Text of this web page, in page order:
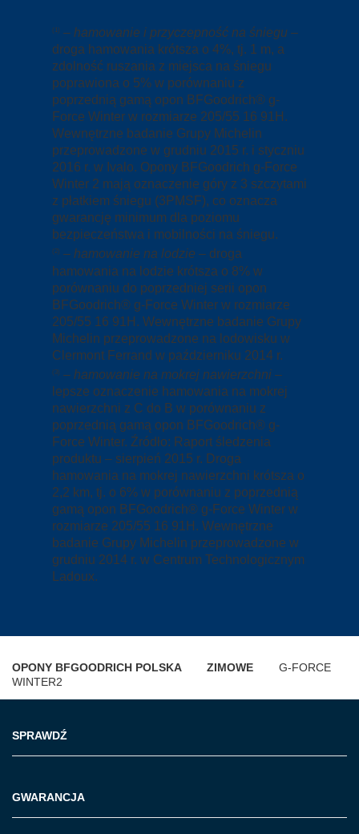
(1) – hamowanie i przyczepność na śniegu –
droga hamowania krótsza o 4%, tj. 1 m, a
zdolność ruszania z miejsca na śniegu
poprawiona o 5% w porównaniu z
poprzednią gamą opon BFGoodrich® g-
Force Winter w rozmiarze 205/55 16 91H.
Wewnętrzne badanie Grupy Michelin
przeprowadzone w grudniu 2015 r. i styczniu
2016 r. w Ivalo. Opony BFGoodrich g-Force
Winter 2 mają oznaczenie góry z 3 szczytami
z płatkiem śniegu (3PMSF), co oznacza
gwarancję minimum dla poziomu
bezpieczeństwa i mobilności na śniegu.
(2) – hamowanie na lodzie – droga
hamowania na lodzie krótsza o 8% w
porównaniu do poprzedniej serii opon
BFGoodrich® g-Force Winter w rozmiarze
205/55 16 91H. Wewnętrzne badanie Grupy
Michelin przeprowadzone na lodowisku w
Clermont Ferrand w październiku 2014 r.
(3) – hamowanie na mokrej nawierzchni –
lepsze oznaczenie hamowania na mokrej
nawierzchni z C do B w porównaniu z
poprzednią gamą opon BFGoodrich® g-
Force Winter. Źródło: Raport śledzenia
produktu – sierpień 2015 r. Droga
hamowania na mokrej nawierzchni krótsza o
2,2 km, tj. o 6% w porównaniu z poprzednią
gamą opon BFGoodrich® g-Force Winter w
rozmiarze 205/55 16 91H. Wewnętrzne
badanie Grupy Michelin przeprowadzone w
grudniu 2014 r. w Centrum Technologicznym
Ladoux.
OPONY BFGOODRICH POLSKA ZIMOWE
G-FORCE
WINTER2
SPRAWDŹ
GWARANCJA